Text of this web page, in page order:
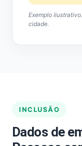
Exemplo
cidade.
INCLUSÃO
Dados de